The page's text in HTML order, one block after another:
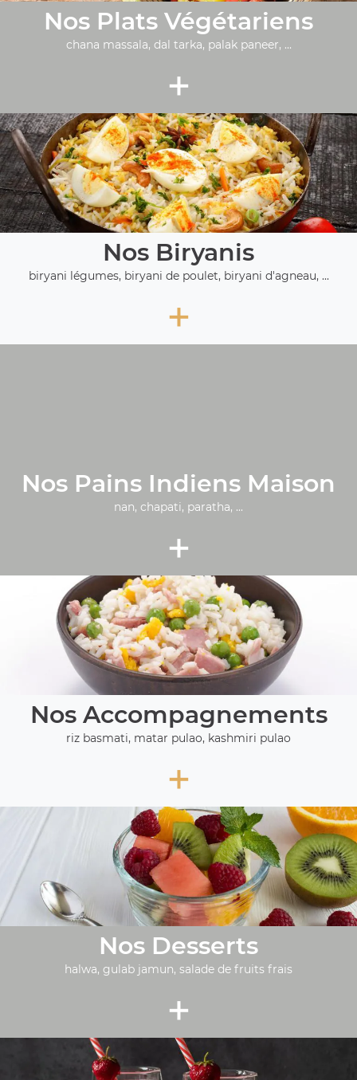
Nos Plats Végétariens
chana massala, dal tarka, palak paneer, ...
+
Nos Biryanis
biryani légumes, biryani de poulet, biryani d'agneau, ...
+
Nos Pains Indiens Maison
nan, chapati, paratha, ...
+
Nos Accompagnements
riz basmati, matar pulao, kashmiri pulao
+
Nos Desserts
halwa, gulab jamun, salade de fruits frais
+